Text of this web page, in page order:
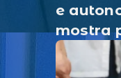
e
mostra